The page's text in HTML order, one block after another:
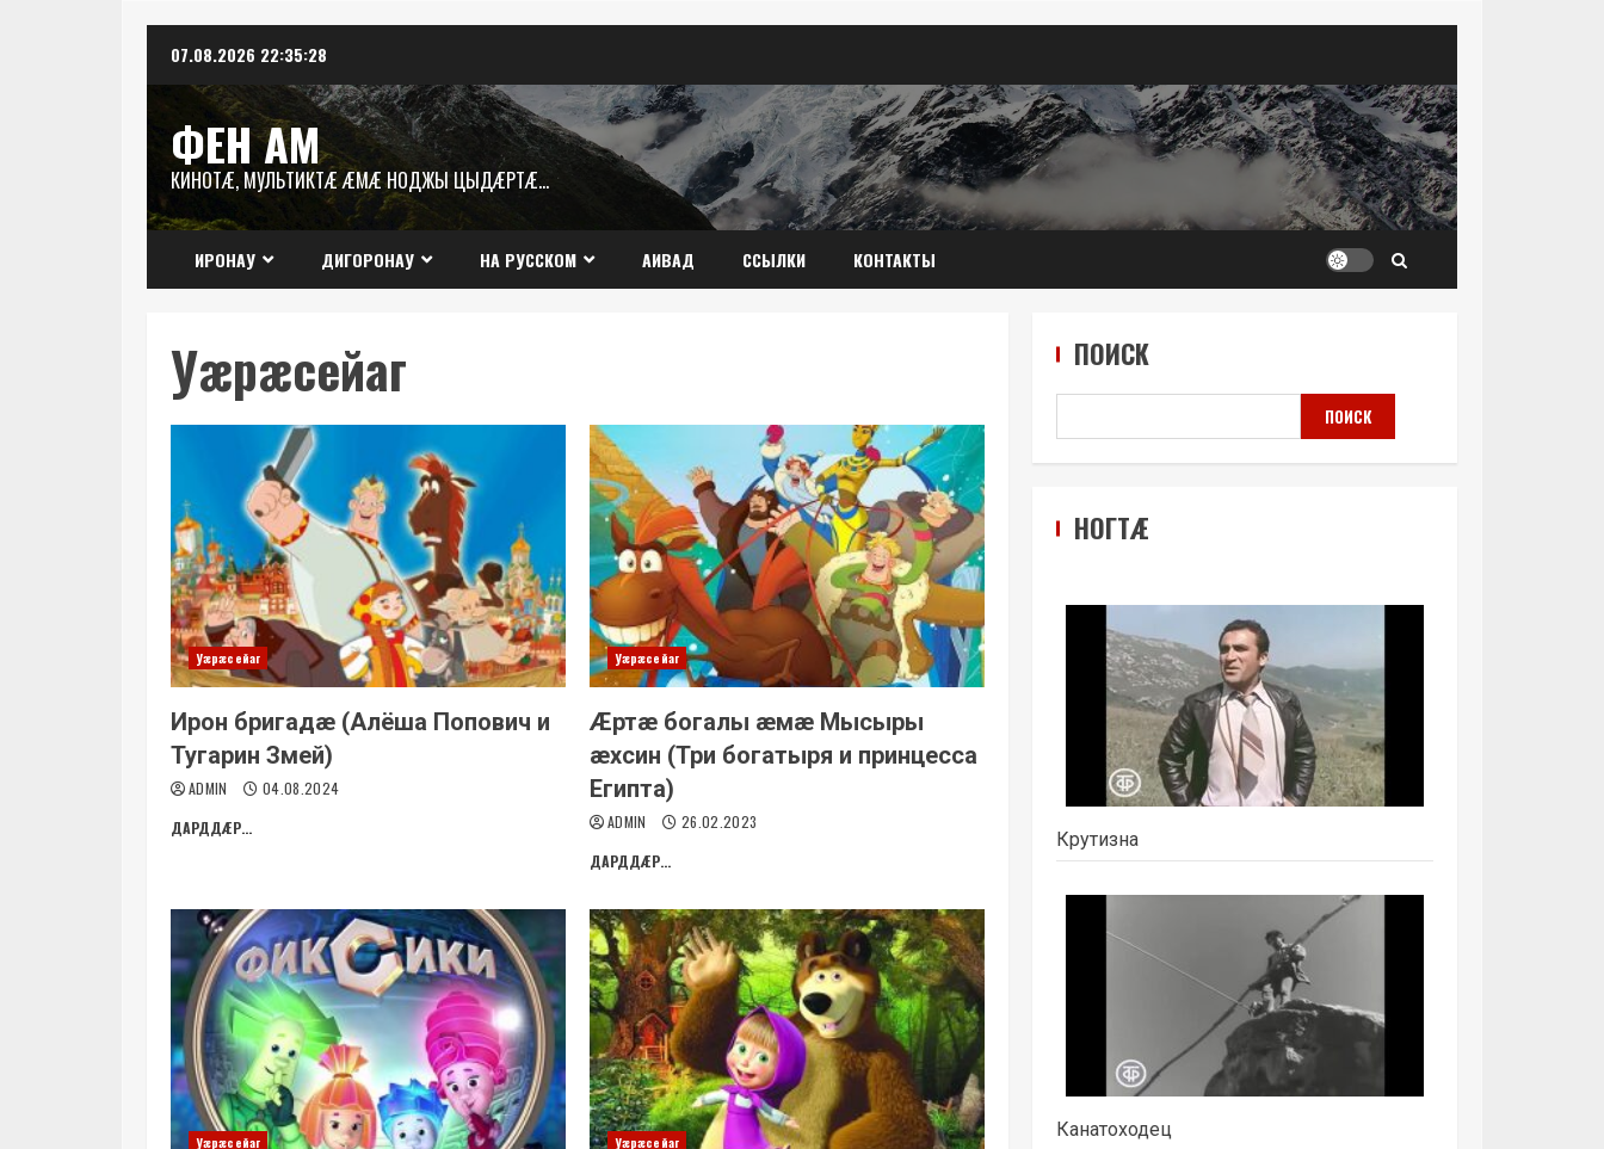
содержимому
07.08.2026 22:35:28
ФЕН АМ
КИНОТÆ, МУЛЬТИКТÆ ÆМÆ НОДЖЫ ЦЫДÆРТÆ…
ИРОНАУ ДИГОРОНАУ НА РУССКОМ АИВАД ССЫЛКИ КОНТАКТЫ
Уæрæсейаг
Уæрæсейаг
Ирон бригадæ (Алёша Попович и
Тугарин Змей)
ADMIN
04.08.2024
ДАРДДÆР...
Уæрæсейаг
Æртæ богалы æмæ Мысыры
æхсин (Три богатыря и принцесса
Египта)
ADMIN
26.02.2023
ДАРДДÆР...
Уæрæсейаг Уæрæсейаг
ПОИСК
ПОИСК
НОГТÆ
Крутизна
Канатоходец